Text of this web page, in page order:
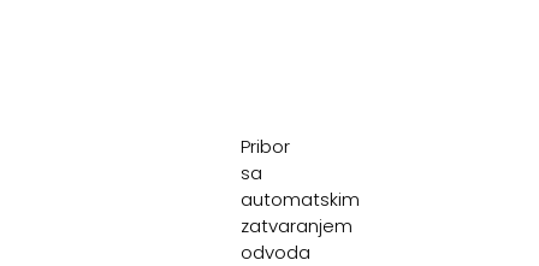
Pribor
sa
automatskim
zatvaranjem
odvoda